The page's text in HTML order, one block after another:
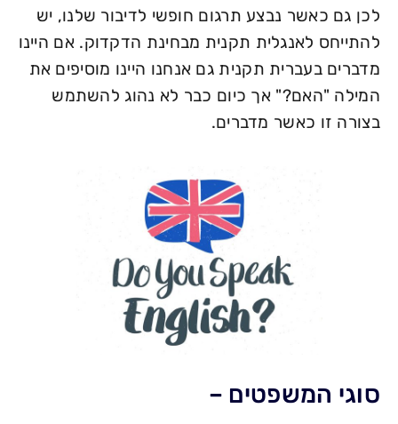
לכן גם כאשר נבצע תרגום חופשי לדיבור שלנו, יש
להתייחס לאנגלית תקנית מבחינת הדקדוק. אם היינו
מדברים בעברית תקנית גם אנחנו היינו מוסיפים את
המילה "האם?" אך כיום כבר לא נהוג להשתמש
בצורה זו כאשר מדברים.
סוגי המשפטים –